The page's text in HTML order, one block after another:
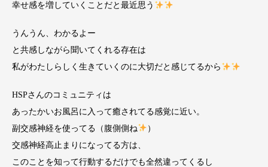
幸せ感を増していくことだと最近思う
うんうん、わかるよー
と共感しながら聞いてくれる存在は
私がわたしらしく生きていくのに大切だと感じてるから
HSPさんのコミュニティは
あったかいお風呂に入って癒されてる感覚に近い。
副交感神経を使ってる（腹側側ね
）
交感神経高止まりになってる方は、
このことを知って行動するだけでも全然違ってくるし